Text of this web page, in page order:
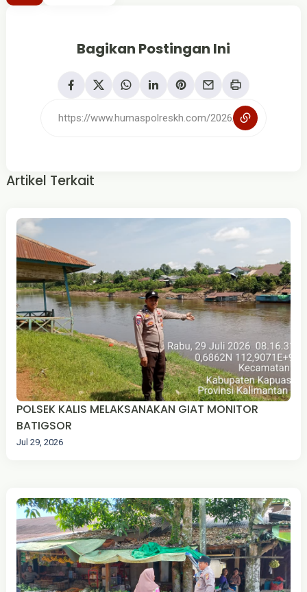
Bagikan Postingan Ini
Artikel Terkait
POLSEK KALIS MELAKSANAKAN GIAT MONITOR
BATIGSOR
Jul 29, 2026